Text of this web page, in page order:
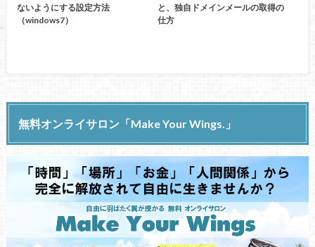
ないようにする設定方法
（windows7）
と、独自ドメインメールの取得の
仕方
無料オンライサロン「Make Your Wings.」